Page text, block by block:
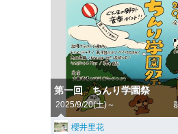
第一回 ちんり学園祭
2025/9/20(土)～
櫻井里花